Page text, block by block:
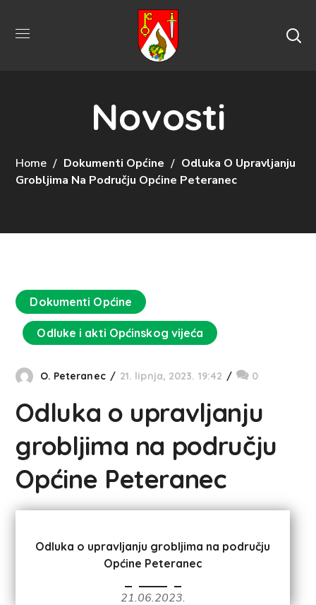
Novosti
Home Dokumenti Općine
Odluka O Upravljanju
Grobljima Na Području Općine Peteranec
Dokumenti Općine
Odluke i akti Općinskog vijeća
O. Peteranec 21. lipnja, 2023. 19:42 0
Odluka o upravljanju
grobljima na području
Općine Peteranec
Odluka o upravljanju grobljima na području
Općine Peteranec
21.06.2023.